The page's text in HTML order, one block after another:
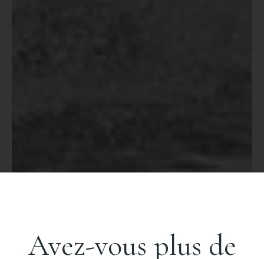
Avez-vous plus de